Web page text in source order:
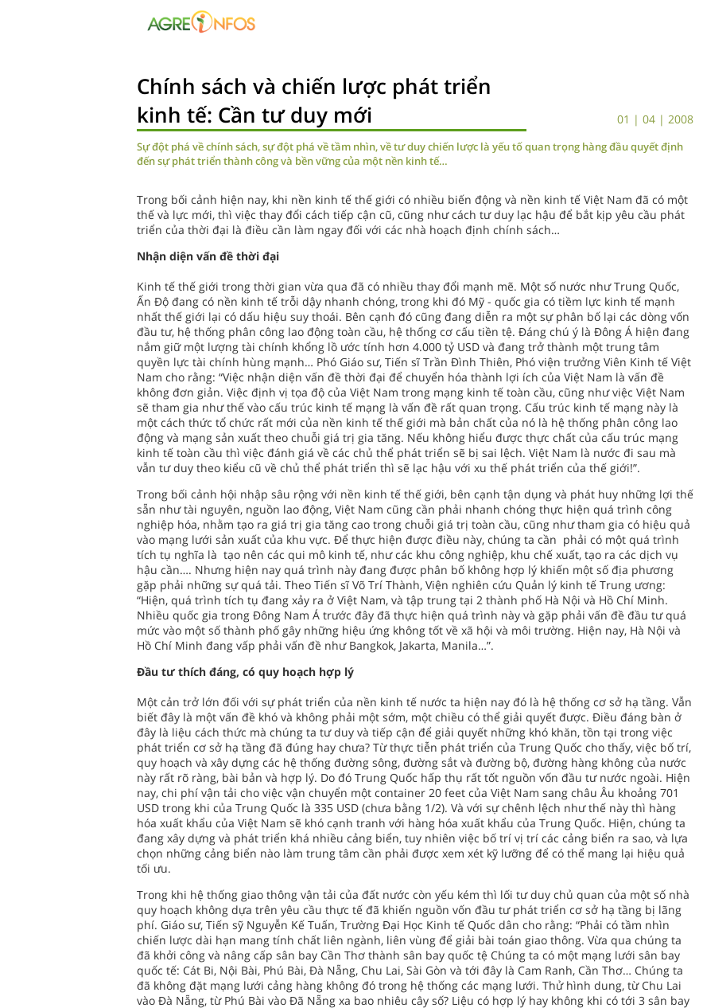
Chính sách và chiến lược phát triển
kinh tế: Cần tư duy mới
01 | 04 | 2008
Sự đột phá về chính sách, sự đột phá về tầm nhìn, về tư duy chiến lược là yếu tố quan trọng hàng đầu quyết định
đến sự phát triển thành công và bền vững của một nền kinh tế…
Trong bối cảnh hiện nay, khi nền kinh tế thế giới có nhiều biến động và nền kinh tế Việt Nam đã có một
thế và lực mới, thì việc thay đổi cách tiếp cận cũ, cũng như cách tư duy lạc hậu để bắt kịp yêu cầu phát
triển của thời đại là điều cần làm ngay đối với các nhà hoạch định chính sách…
Nhận diện vấn đề thời đại
Kinh tế thế giới trong thời gian vừa qua đã có nhiều thay đổi mạnh mẽ. Một số nước như Trung Quốc,
Ấn Độ đang có nền kinh tế trỗi dậy nhanh chóng, trong khi đó Mỹ - quốc gia có tiềm lực kinh tế mạnh
nhất thế giới lại có dấu hiệu suy thoái. Bên cạnh đó cũng đang diễn ra một sự phân bố lại các dòng vốn
đầu tư, hệ thống phân công lao động toàn cầu, hệ thống cơ cấu tiền tệ. Đáng chú ý là Đông Á hiện đang
nắm giữ một lượng tài chính khổng lồ ước tính hơn 4.000 tỷ USD và đang trở thành một trung tâm
quyền lực tài chính hùng mạnh… Phó Giáo sư, Tiến sĩ Trần Đình Thiên, Phó viện trưởng Viên Kinh tế Việt
Nam cho rằng: “Việc nhận diện vấn đề thời đại để chuyển hóa thành lợi ích của Việt Nam là vấn đề
không đơn giản. Việc định vị tọa độ của Việt Nam trong mạng kinh tế toàn cầu, cũng như việc Việt Nam
sẽ tham gia như thế vào cấu trúc kinh tế mạng là vấn đề rất quan trọng. Cấu trúc kinh tế mạng này là
một cách thức tổ chức rất mới của nền kinh tế thế giới mà bản chất của nó là hệ thống phân công lao
động và mạng sản xuất theo chuỗi giá trị gia tăng. Nếu không hiểu được thực chất của cấu trúc mạng
kinh tế toàn cầu thì việc đánh giá về các chủ thể phát triển sẽ bị sai lệch. Việt Nam là nước đi sau mà
vẫn tư duy theo kiểu cũ về chủ thể phát triển thì sẽ lạc hậu với xu thế phát triển của thế giới!”.
Trong bối cảnh hội nhập sâu rộng với nền kinh tế thế giới, bên cạnh tận dụng và phát huy những lợi thế
sẵn như tài nguyên, nguồn lao động, Việt Nam cũng cần phải nhanh chóng thực hiện quá trình công
nghiệp hóa, nhằm tạo ra giá trị gia tăng cao trong chuỗi giá trị toàn cầu, cũng như tham gia có hiệu quả
vào mạng lưới sản xuất của khu vực. Để thực hiện được điều này, chúng ta cần phải có một quá trình
tích tụ nghĩa là tạo nên các qui mô kinh tế, như các khu công nghiệp, khu chế xuất, tạo ra các dịch vụ
hậu cần…. Nhưng hiện nay quá trình này đang được phân bố không hợp lý khiến một số địa phương
gặp phải những sự quá tải. Theo Tiến sĩ Võ Trí Thành, Viện nghiên cứu Quản lý kinh tế Trung ương:
“Hiện, quá trình tích tụ đang xảy ra ở Việt Nam, và tập trung tại 2 thành phố Hà Nội và Hồ Chí Minh.
Nhiều quốc gia trong Đông Nam Á trước đây đã thực hiện quá trình này và gặp phải vấn đề đầu tư quá
mức vào một số thành phố gây những hiệu ứng không tốt về xã hội và môi trường. Hiện nay, Hà Nội và
Hồ Chí Minh đang vấp phải vấn đề như Bangkok, Jakarta, Manila…”.
Đầu tư thích đáng, có quy hoạch hợp lý
Một cản trở lớn đối với sự phát triển của nền kinh tế nước ta hiện nay đó là hệ thống cơ sở hạ tầng. Vẫn
biết đây là một vấn đề khó và không phải một sớm, một chiều có thể giải quyết được. Điều đáng bàn ở
đây là liệu cách thức mà chúng ta tư duy và tiếp cận để giải quyết những khó khăn, tồn tại trong việc
phát triển cơ sở hạ tầng đã đúng hay chưa? Từ thực tiễn phát triển của Trung Quốc cho thấy, việc bố trí,
quy hoạch và xây dựng các hệ thống đường sông, đường sắt và đường bộ, đường hàng không của nước
này rất rõ ràng, bài bản và hợp lý. Do đó Trung Quốc hấp thụ rất tốt nguồn vốn đầu tư nước ngoài. Hiện
nay, chi phí vận tải cho việc vận chuyển một container 20 feet của Việt Nam sang châu Âu khoảng 701
USD trong khi của Trung Quốc là 335 USD (chưa bằng 1/2). Và với sự chênh lệch như thế này thì hàng
hóa xuất khẩu của Việt Nam sẽ khó cạnh tranh với hàng hóa xuất khẩu của Trung Quốc. Hiện, chúng ta
đang xây dựng và phát triển khá nhiều cảng biển, tuy nhiên việc bố trí vị trí các cảng biển ra sao, và lựa
chọn những cảng biển nào làm trung tâm cần phải được xem xét kỹ lưỡng để có thể mang lại hiệu quả
tối ưu.
Trong khi hệ thống giao thông vận tải của đất nước còn yếu kém thì lối tư duy chủ quan của một số nhà
quy hoạch không dựa trên yêu cầu thực tế đã khiến nguồn vốn đầu tư phát triển cơ sở hạ tầng bị lãng
phí. Giáo sư, Tiến sỹ Nguyễn Kế Tuấn, Trường Đại Học Kinh tế Quốc dân cho rằng: “Phải có tầm nhìn
chiến lược dài hạn mang tính chất liên ngành, liên vùng để giải bài toán giao thông. Vừa qua chúng ta
đã khởi công và nâng cấp sân bay Cần Thơ thành sân bay quốc tệ Chúng ta có một mạng lưới sân bay
quốc tế: Cát Bi, Nội Bài, Phú Bài, Đà Nẵng, Chu Lai, Sài Gòn và tới đây là Cam Ranh, Cần Thơ… Chúng ta
đã không đặt mạng lưới cảng hàng không đó trong hệ thống các mạng lưới. Thử hình dung, từ Chu Lai
vào Đà Nẵng, từ Phú Bài vào Đã Nẵng xa bao nhiêu cây số? Liệu có hợp lý hay không khi có tới 3 sân bay